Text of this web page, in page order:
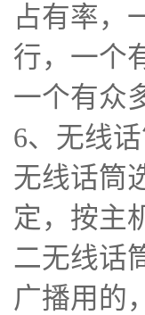
占有率，
行，一个
一个有众
6、无线
无线话筒
定，按主
二无线话
广播用的